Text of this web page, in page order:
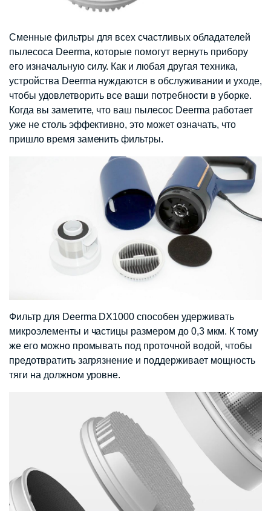
Сменные фильтры для всех счастливых обладателей
пылесоса Deerma, которые помогут вернуть прибору
его изначальную силу. Как и любая другая техника,
устройства Deerma нуждаются в обслуживании и уходе,
чтобы удовлетворить все ваши потребности в уборке.
Когда вы заметите, что ваш пылесос Deerma работает
уже не столь эффективно, это может означать, что
пришло время заменить фильтры.
Фильтр для Deerma DX1000 способен удерживать
микроэлементы и частицы размером до 0,3 мкм. К тому
же его можно промывать под проточной водой, чтобы
предотвратить загрязнение и поддерживает мощность
тяги на должном уровне.